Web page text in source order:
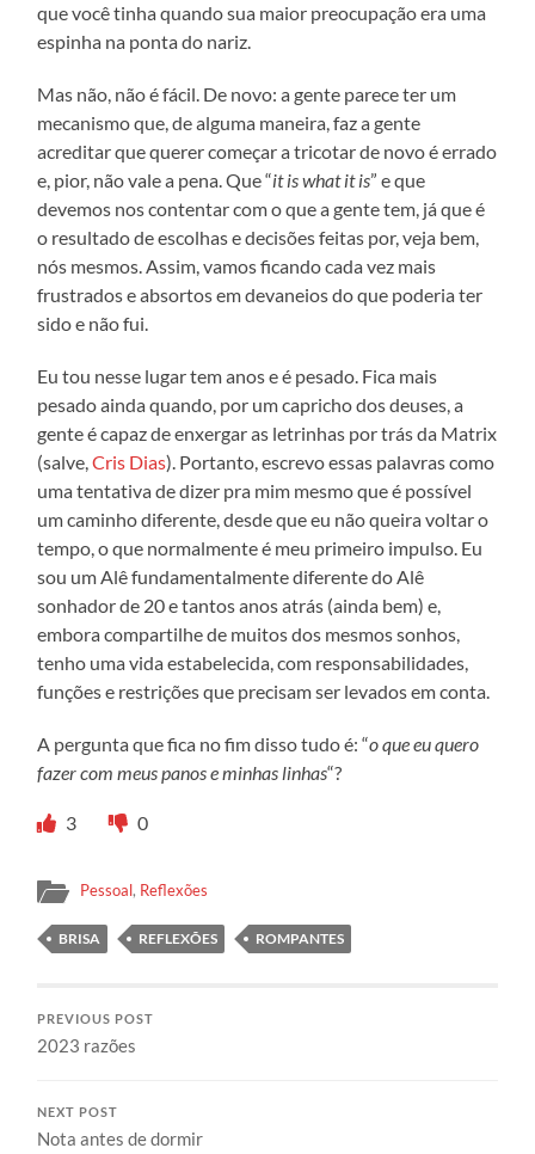
que você tinha quando sua maior preocupação era uma
espinha na ponta do nariz.
Mas não, não é fácil. De novo: a gente parece ter um
mecanismo que, de alguma maneira, faz a gente
acreditar que querer começar a tricotar de novo é errado
e, pior, não vale a pena. Que “it is what it is” e que
devemos nos contentar com o que a gente tem, já que é
o resultado de escolhas e decisões feitas por, veja bem,
nós mesmos. Assim, vamos ficando cada vez mais
frustrados e absortos em devaneios do que poderia ter
sido e não fui.
Eu tou nesse lugar tem anos e é pesado. Fica mais
pesado ainda quando, por um capricho dos deuses, a
gente é capaz de enxergar as letrinhas por trás da Matrix
(salve,Cris Dias). Portanto, escrevo essas palavras como
uma tentativa de dizer pra mim mesmo que é possível
um caminho diferente, desde que eu não queira voltar o
tempo, o que normalmente é meu primeiro impulso. Eu
sou um Alê fundamentalmente diferente do Alê
sonhador de 20 e tantos anos atrás (ainda bem) e,
embora compartilhe de muitos dos mesmos sonhos,
tenho uma vida estabelecida, com responsabilidades,
funções e restrições que precisam ser levados em conta.
A pergunta que fica no fim disso tudo é: “o que eu quero
fazer com meus panos e minhas linhas“?
3 0
Pessoal, Reflexões
BRISA REFLEXÕES ROMPANTES
PREVIOUS POST
2023 razões
NEXT POST
Nota antes de dormir